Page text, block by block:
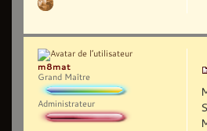
m8mat
Grand Maître
Administrateur